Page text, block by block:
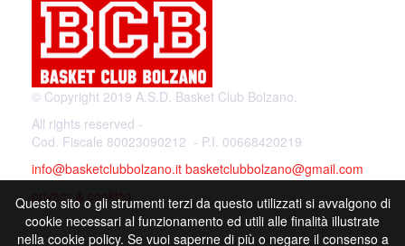
© Copyright 2019 A.S.D. Basket Club Bolzano.
All rights reserved -
Cod. Fiscale 80023090212 - P.I. 00668420219
info@basketclubbolzano.it basketclubbolzano@gmail.com
privacy & cookies
Questo sito o gli strumenti terzi da questo utilizzati si avvalgono di
cookie necessari al funzionamento ed utili alle finalità illustrate
nella cookie policy. Se vuoi saperne di più o negare il consenso a